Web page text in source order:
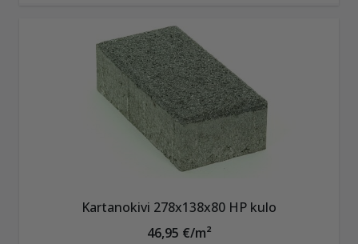
Kartanokivi 278x138x80 HP kulo
46,95 €/m²